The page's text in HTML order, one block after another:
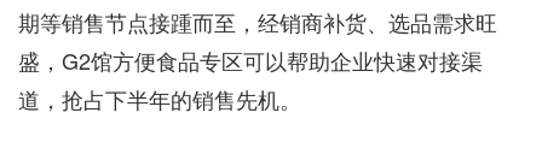
期等销售节点接踵而至，经销商补货、选品需求旺
盛，G2馆方便食品专区可以帮助企业快速对接渠
道，抢占下半年的销售先机。